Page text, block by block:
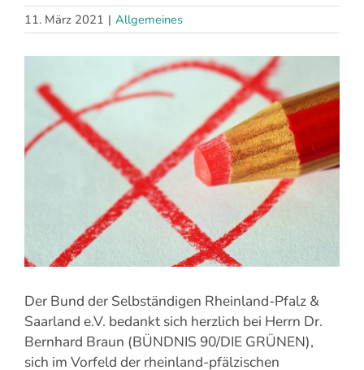
11. März 2021 | Allgemeines
grösseres
Bild
Der Bund der Selbständigen Rheinland-Pfalz &
Saarland e.V. bedankt sich herzlich bei Herrn Dr.
Bernhard Braun (BÜNDNIS 90/DIE GRÜNEN),
sich im Vorfeld der rheinland-pfälzischen